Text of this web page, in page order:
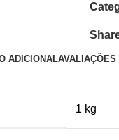
ADICIONALAVALIAÇÕES
1 kg